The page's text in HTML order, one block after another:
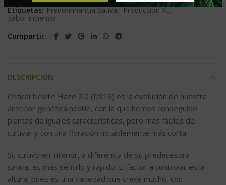
Etiquetas: Predominancia Sativa , Produccion XL ,
sabor incienso
Compartir
DESCRIPCIÓN
Critical Neville Haze 2.0 (DS16) es la evolución de nuestra
anterior genética neville, con la que hemos conseguido
plantas de iguales características, pero más fáciles de
cultivar y con una floración notablemente más corta.
Su cultivo en interior, a diferencia de su predecesora
sativa, es más sencillo y rápido. El factor a controlar es la
altura, pues es una variedad que crece mucho, con